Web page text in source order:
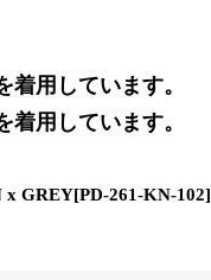
用しています。
用しています。
x GREY[PD-261-KN-102]